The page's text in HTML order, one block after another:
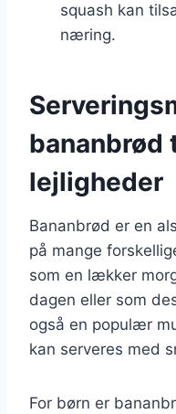
squash kan
næring.
bananbrød
lejligheder
Bananbrød er en
på mange
som en lækker
dagen eller som
også en populær
kan serveres med
For børn er